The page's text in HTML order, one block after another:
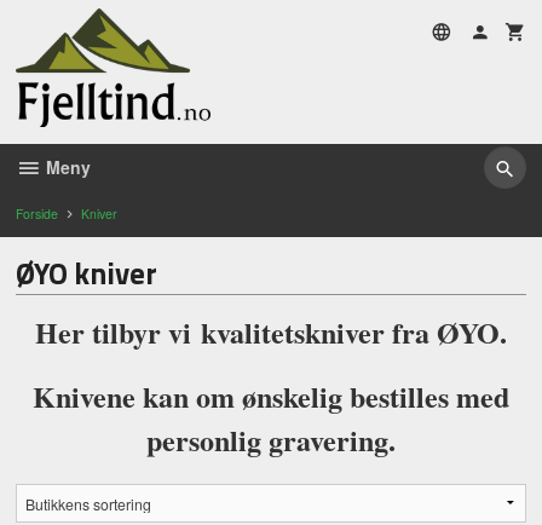
innholdet
Meny
Forside Kniver
ØYO kniver
Her tilbyr vi kvalitetskniver fra ØYO.
Knivene kan om ønskelig bestilles med
personlig gravering.